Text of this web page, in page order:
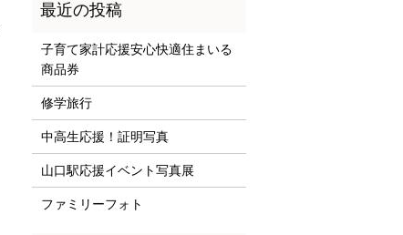
子育て家計応援安心快適住まいる
商品券
修学旅行
中高生応援！証明写真
山口駅応援イベント写真展
ファミリーフォト